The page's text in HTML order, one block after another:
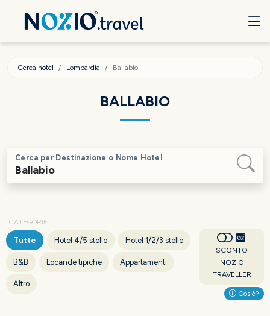
Cerca hotel Lombardia Ballabio
BALLABIO
Cerca per Destinazione o Nome Hotel
CATEGORIE
Tutte Hotel 4/5 stelle Hotel 1/2/3 stelle
B&B Locande tipiche Appartamenti
Altro
SCONTO
NOZIO
TRAVELLER
Cos'è?